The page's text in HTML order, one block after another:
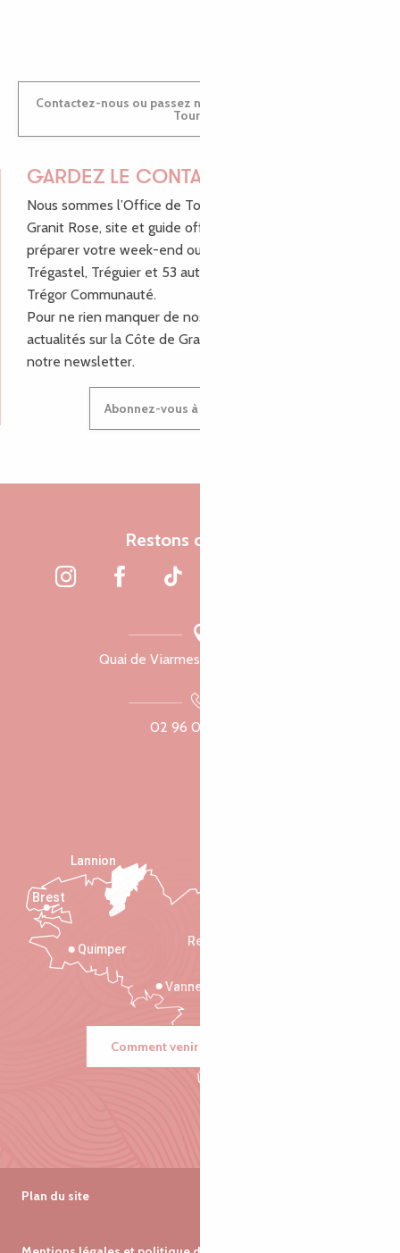
Contactez-nous ou passez nous voir dans nos Offices de
Tourisme
GARDEZ LE CONTACT !
Nous sommes l’Office de Tourisme Bretagne - Côte de
Granit Rose, site et guide officiel pour vous aider à
préparer votre week-end ou vos vacances à Lannion,
Trégastel, Tréguier et 53 autres communes de Lannion-
Trégor Communauté.
Pour ne rien manquer de nos bons plans et nos
actualités sur la Côte de Granit Rose, inscrivez-vous à
notre newsletter.
Abonnez-vous à notre newsletter
Restons connectés
Quai de Viarmes, 22300 Lannion
02 96 05 60 70
Rennes
Vannes
Quimper
Lannion
Brest
Comment venir ?
Plan du site